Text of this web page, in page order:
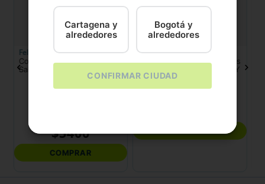
Felix
Comida Húmeda Felix Pate
Salmon
$5400
COMPRAR
Felix
Comida Húmeda Para Gatos
Purina Felix Pate Pescado Y
Atun
Cartagena y
alrededores
Bogotá y
alrededores
CONFIRMAR CIUDAD